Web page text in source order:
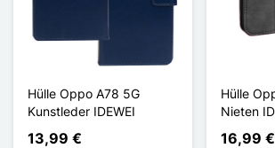
Hülle Oppo A78 5G
Kunstleder IDEWEI
13,99 €
Hülle
Nieten
16,99 €